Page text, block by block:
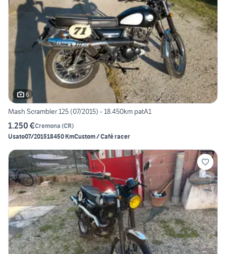
6
Mash Scrambler 125 (07/2015) - 18.450km patA1
1.250 €Cremona (CR)
Usato07/201518450 KmCustom / Café racer